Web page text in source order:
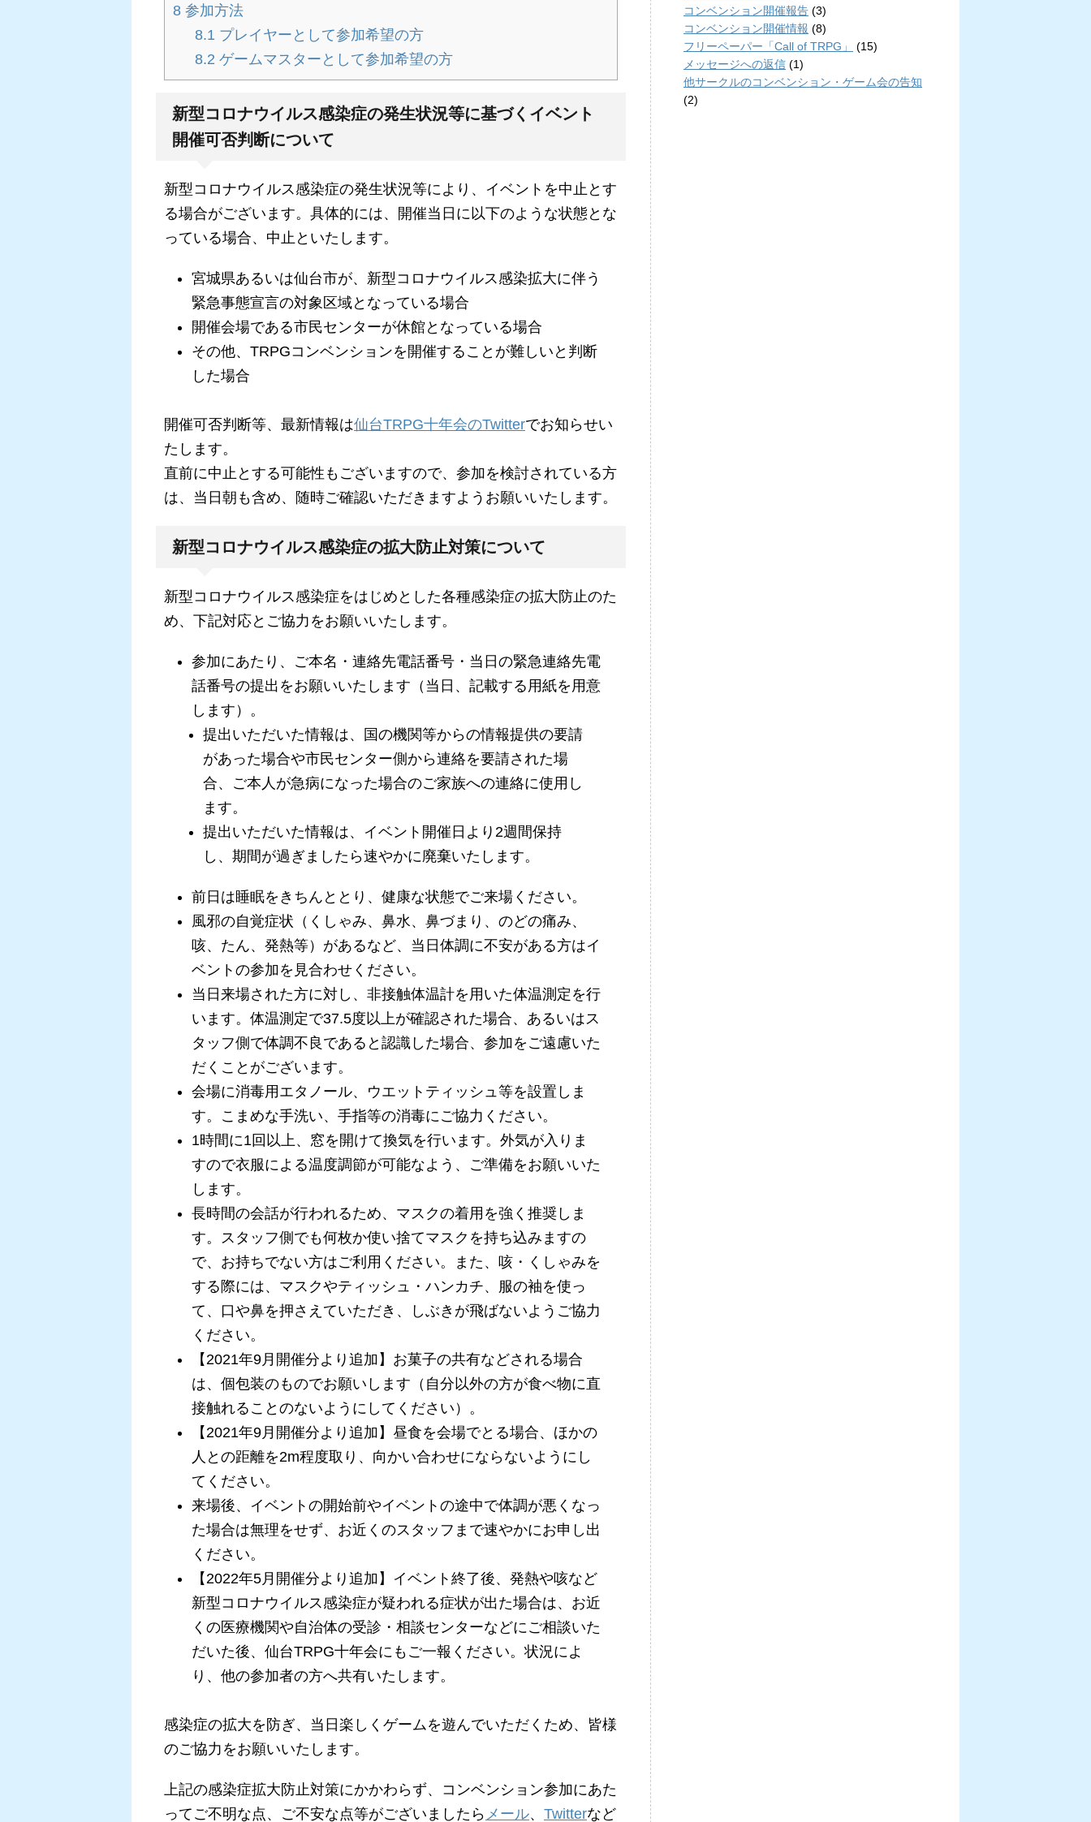
8 参加方法
8.1 プレイヤーとして参加希望の方
8.2 ゲームマスターとして参加希望の方
新型コロナウイルス感染症の発生状況等に基づくイベント
開催可否判断について
新型コロナウイルス感染症の発生状況等により、イベントを中止とす
る場合がございます。具体的には、開催当日に以下のような状態とな
っている場合、中止といたします。
宮城県あるいは仙台市が、新型コロナウイルス感染拡大に伴う
緊急事態宣言の対象区域となっている場合
開催会場である市民センターが休館となっている場合
その他、TRPGコンベンションを開催することが難しいと判断
した場合
開催可否判断等、最新情報は仙台TRPG十年会のTwitterでお知らせい
たします。
直前に中止とする可能性もございますので、参加を検討されている方
は、当日朝も含め、随時ご確認いただきますようお願いいたします。
新型コロナウイルス感染症の拡大防止対策について
新型コロナウイルス感染症をはじめとした各種感染症の拡大防止のた
め、下記対応とご協力をお願いいたします。
参加にあたり、ご本名・連絡先電話番号・当日の緊急連絡先電
話番号の提出をお願いいたします（当日、記載する用紙を用意
します）。
提出いただいた情報は、国の機関等からの情報提供の要請
があった場合や市民センター側から連絡を要請された場
合、ご本人が急病になった場合のご家族への連絡に使用し
ます。
提出いただいた情報は、イベント開催日より2週間保持
し、期間が過ぎましたら速やかに廃棄いたします。
前日は睡眠をきちんととり、健康な状態でご来場ください。
風邪の自覚症状（くしゃみ、鼻水、鼻づまり、のどの痛み、
咳、たん、発熱等）があるなど、当日体調に不安がある方はイ
ベントの参加を見合わせください。
当日来場された方に対し、非接触体温計を用いた体温測定を行
います。体温測定で37.5度以上が確認された場合、あるいはス
タッフ側で体調不良であると認識した場合、参加をご遠慮いた
だくことがございます。
会場に消毒用エタノール、ウエットティッシュ等を設置しま
す。こまめな手洗い、手指等の消毒にご協力ください。
1時間に1回以上、窓を開けて換気を行います。外気が入りま
すので衣服による温度調節が可能なよう、ご準備をお願いいた
します。
長時間の会話が行われるため、マスクの着用を強く推奨しま
す。スタッフ側でも何枚か使い捨てマスクを持ち込みますの
で、お持ちでない方はご利用ください。また、咳・くしゃみを
する際には、マスクやティッシュ・ハンカチ、服の袖を使っ
て、口や鼻を押さえていただき、しぶきが飛ばないようご協力
ください。
【2021年9月開催分より追加】お菓子の共有などされる場合
は、個包装のものでお願いします（自分以外の方が食べ物に直
接触れることのないようにしてください）。
【2021年9月開催分より追加】昼食を会場でとる場合、ほかの
人との距離を2m程度取り、向かい合わせにならないようにし
てください。
来場後、イベントの開始前やイベントの途中で体調が悪くなっ
た場合は無理をせず、お近くのスタッフまで速やかにお申し出
ください。
【2022年5月開催分より追加】イベント終了後、発熱や咳など
新型コロナウイルス感染症が疑われる症状が出た場合は、お近
くの医療機関や自治体の受診・相談センターなどにご相談いた
だいた後、仙台TRPG十年会にもご一報ください。状況によ
り、他の参加者の方へ共有いたします。
感染症の拡大を防ぎ、当日楽しくゲームを遊んでいただくため、皆様
のご協力をお願いいたします。
上記の感染症拡大防止対策にかかわらず、コンベンション参加にあた
ってご不明な点、ご不安な点等がございましたら メール、 Twitterなど
コンベンション開催報告 (3)
コンベンション開催情報 (8)
フリーペーパー「Call of TRPG」
(15)
メッセージへの返信 (1)
他サークルのコンベンション・ゲーム会の告知
(2)